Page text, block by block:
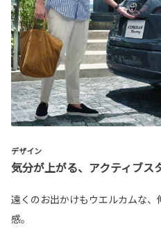
デザイン
気分が上がる、アクティブス
遠くのお出かけもウエルカムな
感。